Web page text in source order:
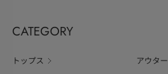
CATEGORY
トップス アウター